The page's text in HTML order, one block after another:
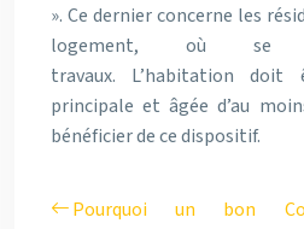
». Ce dernier concerne les
logement, où se
travaux. L’habitation doit
principale et âgée d’au
bénéficier de ce dispositif.
Pourquoi un bon